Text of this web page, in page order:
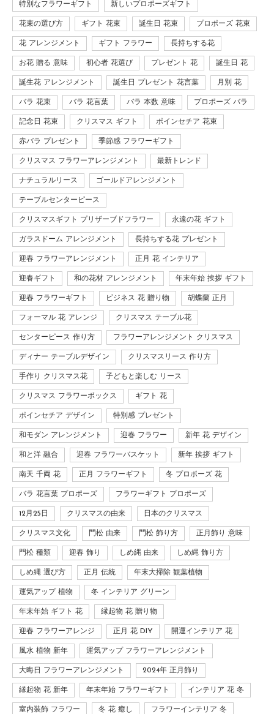
特別なフラワーギフト 新しいプロポーズギフト
花束の選び方 ギフト 花束 誕生日 花束 プロポーズ 花束
花 アレンジメント ギフト フラワー 長持ちする花
お花 贈る 意味 初心者 花選び プレゼント 花 誕生日 花
誕生花 アレンジメント 誕生日 プレゼント 花言葉 月別 花
バラ 花束 バラ 花言葉 バラ 本数 意味 プロポーズ バラ
記念日 花束 クリスマス ギフト ポインセチア 花束
赤バラ プレゼント 季節感 フラワーギフト
クリスマス フラワーアレンジメント 最新トレンド
ナチュラルリース ゴールドアレンジメント
テーブルセンターピース
クリスマスギフト プリザーブドフラワー 永遠の花 ギフト
ガラスドーム アレンジメント 長持ちする花 プレゼント
迎春 フラワーアレンジメント 正月 花 インテリア
迎春ギフト 和の花材 アレンジメント 年末年始 挨拶 ギフト
迎春 フラワーギフト ビジネス 花 贈り物 胡蝶蘭 正月
フォーマル 花 アレンジ クリスマス テーブル花
センターピース 作り方 フラワーアレンジメント クリスマス
ディナー テーブルデザイン クリスマスリース 作り方
手作り クリスマス花 子どもと楽しむ リース
クリスマス フラワーボックス ギフト 花
ポインセチア デザイン 特別感 プレゼント
和モダン アレンジメント 迎春 フラワー 新年 花 デザイン
和と洋 融合 迎春 フラワーバスケット 新年 挨拶 ギフト
南天 千両 花 正月 フラワーギフト 冬 プロポーズ 花
バラ 花言葉 プロポーズ フラワーギフト プロポーズ
12月25日 クリスマスの由来 日本のクリスマス
クリスマス文化 門松 由来 門松 飾り方 正月飾り 意味
門松 種類 迎春 飾り しめ縄 由来 しめ縄 飾り方
しめ縄 選び方 正月 伝統 年末大掃除 観葉植物
運気アップ 植物 冬 インテリア グリーン
年末年始 ギフト 花 縁起物 花 贈り物
迎春 フラワーアレンジ 正月 花 DIY 開運インテリア 花
風水 植物 新年 運気アップ フラワーアレンジメント
大晦日 フラワーアレンジメント 2024年 正月飾り
縁起物 花 新年 年末年始 フラワーギフト インテリア 花 冬
室内装飾 フラワー 冬 花 癒し フラワーインテリア 冬